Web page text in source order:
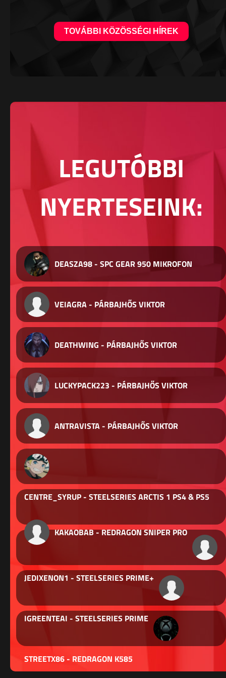
TOVÁBBI KÖZÖSSÉGI HÍREK
LEGUTÓBBI
NYERTESEINK:
DEASZA98 - SPC GEAR 950 MIKROFON
VEIAGRA - PÁRBAJHŐS VIKTOR
DEATHWING - PÁRBAJHŐS VIKTOR
LUCKYPACK223 - PÁRBAJHŐS VIKTOR
ANTRAVISTA - PÁRBAJHŐS VIKTOR
CENTRE_SYRUP - STEELSERIES ARCTIS 1 PS4 & PS5
KAKAOBAB - REDRAGON SNIPER PRO
JEDIXENON1 - STEELSERIES PRIME+
IGREENTEAI - STEELSERIES PRIME
STREETX86 - REDRAGON K585